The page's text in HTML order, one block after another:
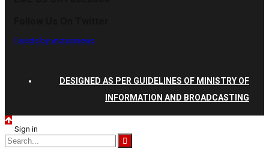
Tweets by vnationnews
DESIGNED AS PER GUIDELINES OF MINISTRY OF
INFORMATION AND BROADCASTING
Sign in